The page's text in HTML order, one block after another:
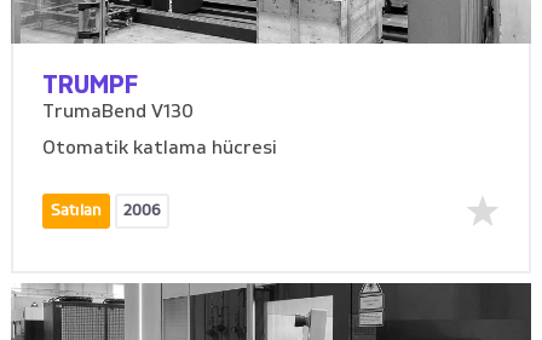
TRUMPF
TrumaBend V130
Otomatik katlama hücresi
Satılan 2006